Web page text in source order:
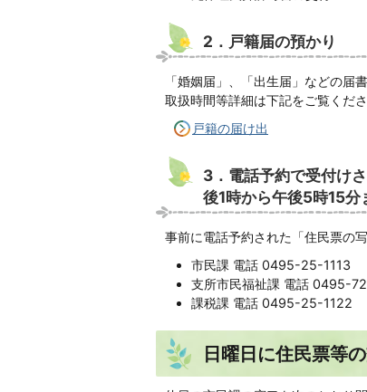
2．戸籍届の預かり
「婚姻届」、「出生届」などの届
取扱時間等詳細は下記をご覧くだ
戸籍の届け出
3．電話予約で受付け
後1時から午後5時15分
事前に電話予約された「住民票の
市民課 電話 0495-25-1113
支所市民福祉課 電話 0495-
課税課 電話 0495-25-1122
日曜日に住民票等